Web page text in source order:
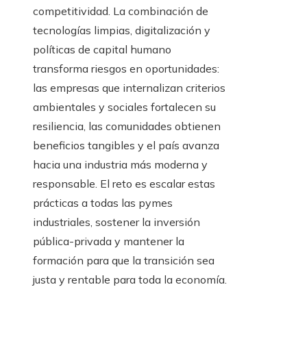
competitividad. La combinación de
tecnologías limpias, digitalización y
políticas de capital humano
transforma riesgos en oportunidades:
las empresas que internalizan criterios
ambientales y sociales fortalecen su
resiliencia, las comunidades obtienen
beneficios tangibles y el país avanza
hacia una industria más moderna y
responsable. El reto es escalar estas
prácticas a todas las pymes
industriales, sostener la inversión
pública-privada y mantener la
formación para que la transición sea
justa y rentable para toda la economía.